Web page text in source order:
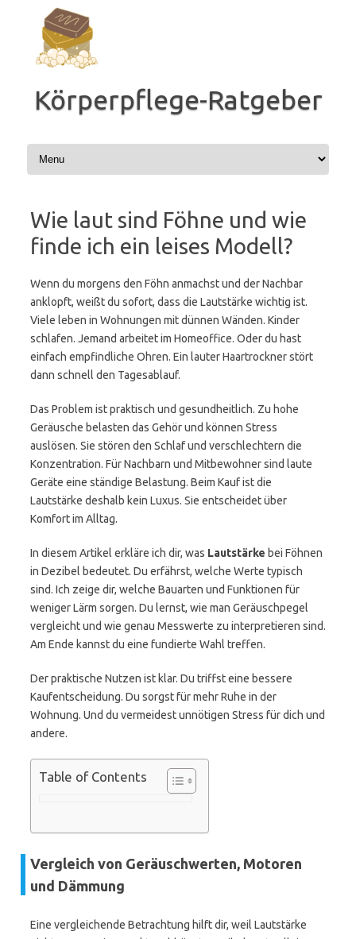
Inhalt
springen
Körperpflege-Ratgeber
Wie laut sind Föhne und wie
finde ich ein leises Modell?
Wenn du morgens den Föhn anmachst und der Nachbar
anklopft, weißt du sofort, dass die Lautstärke wichtig ist.
Viele leben in Wohnungen mit dünnen Wänden. Kinder
schlafen. Jemand arbeitet im Homeoffice. Oder du hast
einfach empfindliche Ohren. Ein lauter Haartrockner stört
dann schnell den Tagesablauf.
Das Problem ist praktisch und gesundheitlich. Zu hohe
Geräusche belasten das Gehör und können Stress
auslösen. Sie stören den Schlaf und verschlechtern die
Konzentration. Für Nachbarn und Mitbewohner sind laute
Geräte eine ständige Belastung. Beim Kauf ist die
Lautstärke deshalb kein Luxus. Sie entscheidet über
Komfort im Alltag.
In diesem Artikel erkläre ich dir, was Lautstärke bei Föhnen
in Dezibel bedeutet. Du erfährst, welche Werte typisch
sind. Ich zeige dir, welche Bauarten und Funktionen für
weniger Lärm sorgen. Du lernst, wie man Geräuschpegel
vergleicht und wie genau Messwerte zu interpretieren sind.
Am Ende kannst du eine fundierte Wahl treffen.
Der praktische Nutzen ist klar. Du triffst eine bessere
Kaufentscheidung. Du sorgst für mehr Ruhe in der
Wohnung. Und du vermeidest unnötigen Stress für dich und
andere.
Table of Contents
Vergleich von Geräuschwerten, Motoren
und Dämmung
Eine vergleichende Betrachtung hilft dir, weil Lautstärke